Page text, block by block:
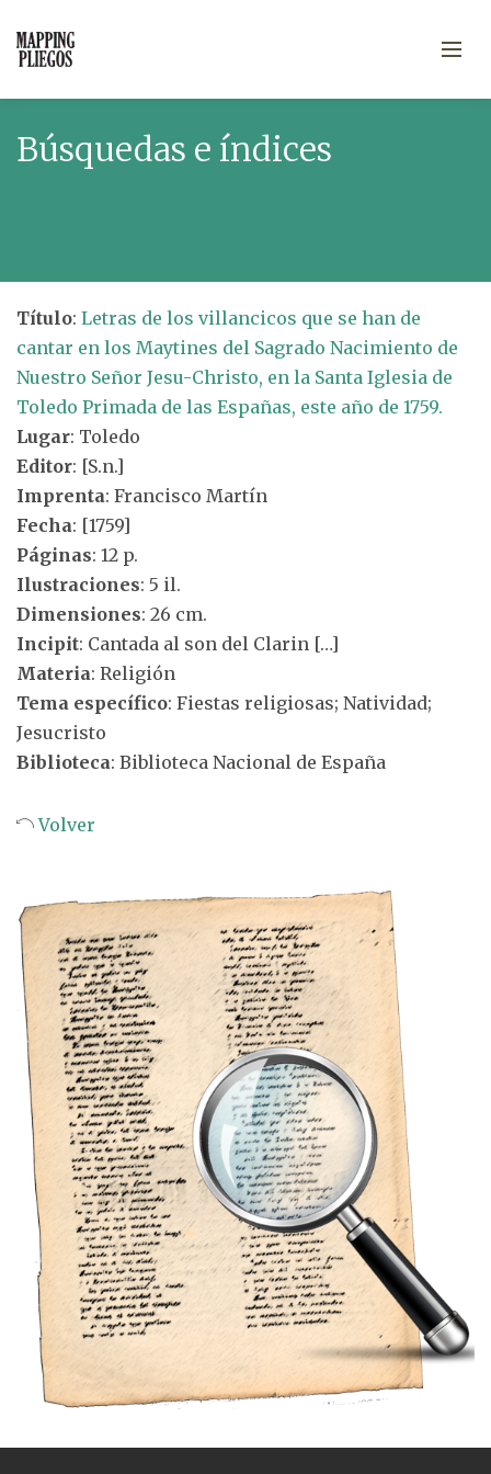
Búsquedas e índices
Título: Letras de los villancicos que se han de
cantar en los Maytines del Sagrado Nacimiento de
Nuestro Señor Jesu-Christo, en la Santa Iglesia de
Toledo Primada de las Españas, este año de 1759.
Lugar: Toledo
Editor: [S.n.]
Imprenta: Francisco Martín
Fecha: [1759]
Páginas: 12 p.
Ilustraciones: 5 il.
Dimensiones: 26 cm.
Incipit: Cantada al son del Clarin […]
Materia: Religión
Tema específico: Fiestas religiosas; Natividad;
Jesucristo
Biblioteca: Biblioteca Nacional de España
Volver